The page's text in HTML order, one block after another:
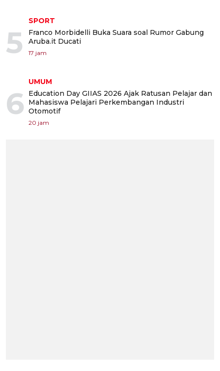
5
SPORT
Franco Morbidelli Buka Suara soal Rumor Gabung
Aruba.it Ducati
17 jam
6
UMUM
Education Day GIIAS 2026 Ajak Ratusan Pelajar dan
Mahasiswa Pelajari Perkembangan Industri
Otomotif
20 jam